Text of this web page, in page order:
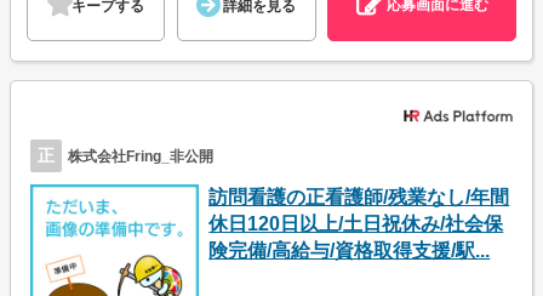
キープする 詳細を見る 応募画面に進む
正 株式会社Fring_非公開
訪問看護の正看護師/残業なし/年間
休日120日以上/土日祝休み/社会保
険完備/高給与/資格取得支援/駅...